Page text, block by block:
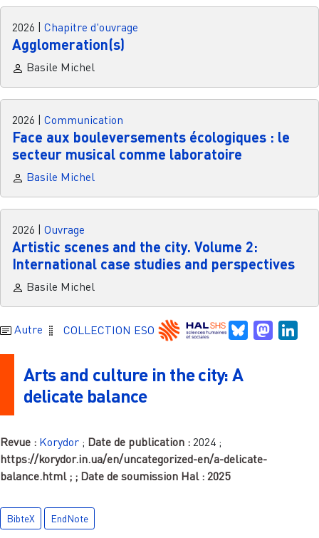
2026 Chapitre d'ouvrage
Agglomeration(s)
Basile Michel
2026 Communication
Face aux bouleversements écologiques : le
secteur musical comme laboratoire
Basile Michel
2026 Ouvrage
Artistic scenes and the city. Volume 2:
International case studies and perspectives
Basile Michel
Autre COLLECTION ESO Bluesky
Arts and culture in the city: A
delicate balance
Revue : Korydor ; Date de publication : 2024 ;
https://korydor.in.ua/en/uncategorized-en/a-delicate-
balance.html ; ; Date de soumission Hal : 2025
BibteX EndNote